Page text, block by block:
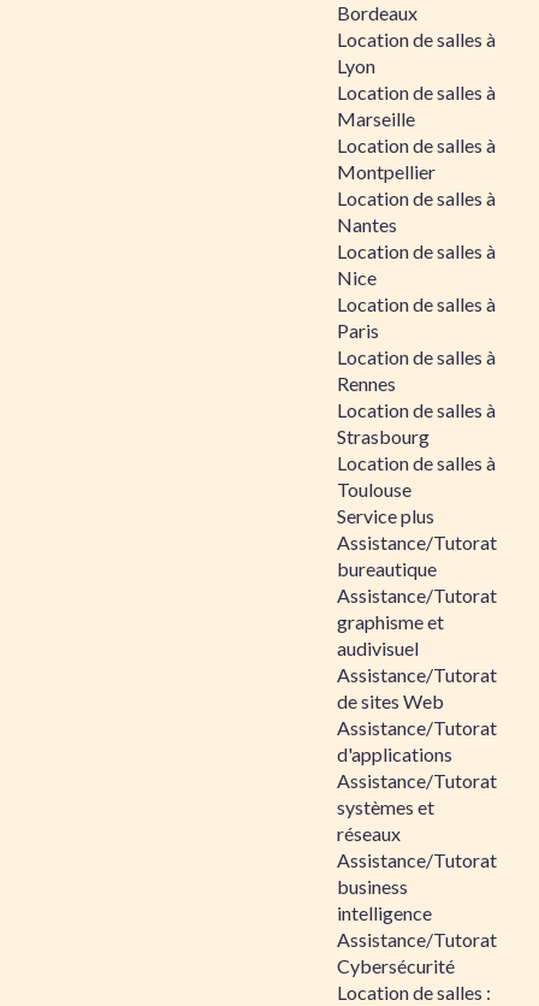
Bordeaux
Location de salles à
Lyon
Location de salles à
Marseille
Location de salles à
Montpellier
Location de salles à
Nantes
Location de salles à
Nice
Location de salles à
Paris
Location de salles à
Rennes
Location de salles à
Strasbourg
Location de salles à
Toulouse
Service plus
Assistance/Tutorat
bureautique
Assistance/Tutorat
graphisme et
audivisuel
Assistance/Tutorat
de sites Web
Assistance/Tutorat
d'applications
Assistance/Tutorat
systèmes et
réseaux
Assistance/Tutorat
business
intelligence
Assistance/Tutorat
Cybersécurité
Location de salles :